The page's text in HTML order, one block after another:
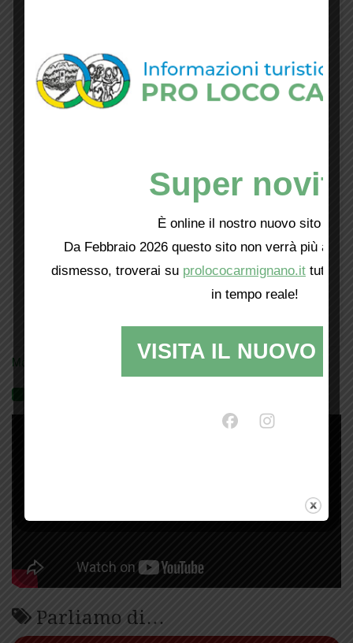
Mostra tutte le locandine
Parliamo di…
Super
È online il nostro nuovo sito web!
Da Febbraio 2026 questo sito non verrà più
dismesso, troverai su prolococarmignano.it tutti i
in tempo reale!
VISITA IL NUOVO